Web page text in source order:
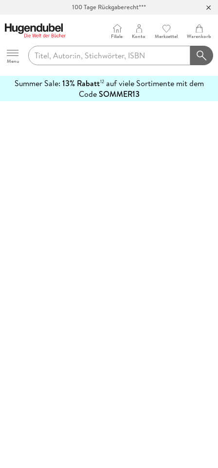
100 Tage Rückgaberecht***
Hugendubel
Menu
Filiale Konto Merkzettel Warenkorb
Summer Sale: 13% Rabatt12auf viele Sortimente mit dem
CodeSOMMER13
erfahren